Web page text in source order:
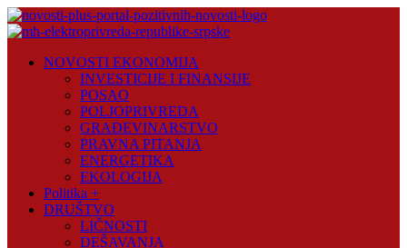
Skip
to
Plus
NOVOSTI EKONOMIJA
INVESTICIJE I FINANSIJE
POSAO
POLJOPRIVREDA
GRAĐEVINARSTVO
PRAVNA PITANJA
ENERGETIKA
EKOLOGIJA
Politika +
DRUŠTVO
LIČNOSTI
DEŠAVANJA